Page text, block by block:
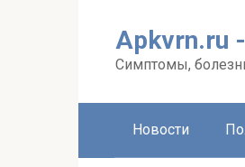
Apkvrn.ru
Симптомы,
Новости